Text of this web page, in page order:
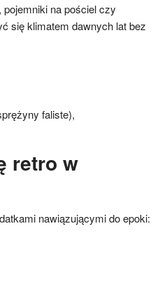
na pościel czy
się klimatem dawnych lat bez
faliste),
retro w
nawiązującymi do epoki: